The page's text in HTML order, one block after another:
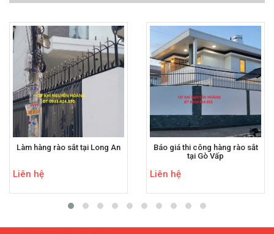
Làm hàng rào sắt tại Long An
Liên hệ
Báo giá thi công hàng rào sắt
tại Gò Vấp
Liên hệ